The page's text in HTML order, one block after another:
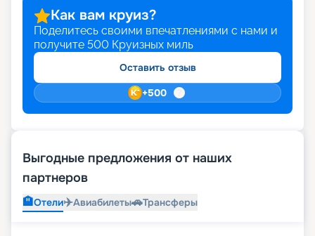
Как вам круиз?
Поделитесь своими впечатлениями с нами и
получите 500 Круизных миль
Оставить отзыв
+500
Выгодные предложения от наших
партнеров
🏨Отели✈️Авиабилеты🚗Трансферы